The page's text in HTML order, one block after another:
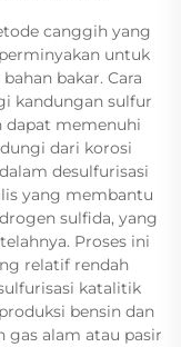
canggih yang
untuk
bakar. Cara
kandungan sulfur
dapat memenuhi
dari korosi
desulfurisasi
yang membantu
sulfida, yang
Proses ini
relatif rendah
katalitik
bensin dan
gas alam atau pasir